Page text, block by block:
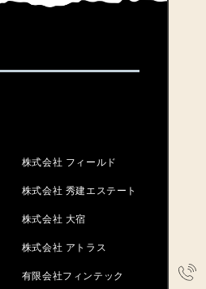
株式会社 フィールド
株式会社 秀建エステート
株式会社 大宿
株式会社 アトラス
有限会社フィンテック